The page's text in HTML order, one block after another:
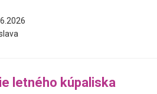
letného kúpaliska